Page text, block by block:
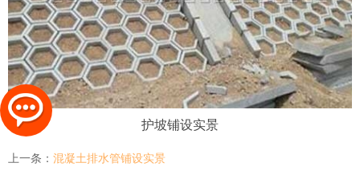
护坡铺设实景
上一条： 混凝土排水管铺设实景